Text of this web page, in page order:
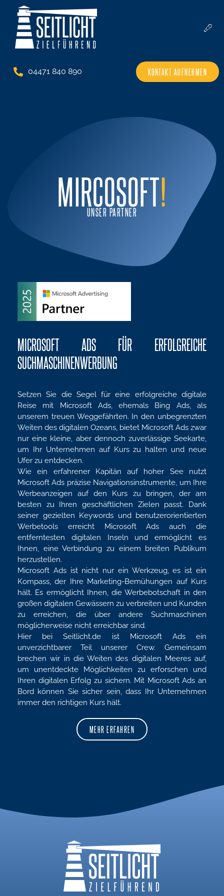
04471 840 890 KONTAKT AUFNEHMEN
MIRCOSOFT!
UNSER PARTNER
MICROSOFT ADS FÜR ERFOLGREICHE
SUCHMASCHINENWERBUNG
Setzen Sie die Segel für eine erfolgreiche digitale
Reise mit Microsoft Ads, ehemals Bing Ads, als
unserem treuen Weggefährten. In den unbegrenzten
Weiten des digitalen Ozeans, bietet Microsoft Ads zwar
nur eine kleine, aber dennoch zuverlässige Seekarte,
um Ihr Unternehmen auf Kurs zu halten und neue
Ufer zu entdecken.
Wie ein erfahrener Kapitän auf hoher See nutzt
Microsoft Ads präzise Navigationsinstrumente, um Ihre
Werbeanzeigen auf den Kurs zu bringen, der am
besten zu Ihren geschäftlichen Zielen passt. Dank
seiner gezielten Keywords und benutzerorientierten
Werbetools erreicht Microsoft Ads auch die
entferntesten digitalen Inseln und ermöglicht es
Ihnen, eine Verbindung zu einem breiten Publikum
herzustellen.
Microsoft Ads ist nicht nur ein Werkzeug, es ist ein
Kompass, der Ihre Marketing-Bemühungen auf Kurs
hält. Es ermöglicht Ihnen, die Werbebotschaft in den
großen digitalen Gewässern zu verbreiten und Kunden
zu erreichen, die über andere Suchmaschinen
möglicherweise nicht erreichbar sind.
Hier bei Seitlicht.de ist Microsoft Ads ein
unverzichtbarer Teil unserer Crew. Gemeinsam
brechen wir in die Weiten des digitalen Meeres auf,
um unentdeckte Möglichkeiten zu erforschen und
Ihren digitalen Erfolg zu sichern. Mit Microsoft Ads an
Bord können Sie sicher sein, dass Ihr Unternehmen
immer den richtigen Kurs hält.
MEHR ERFAHREN